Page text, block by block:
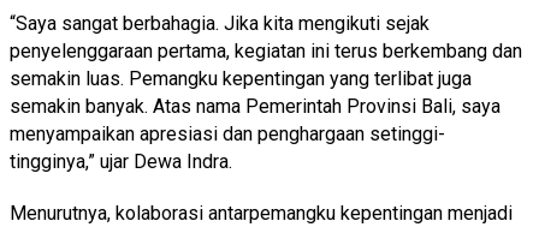
“Saya sangat berbahagia. Jika kita mengikuti sejak
penyelenggaraan pertama, kegiatan ini terus berkembang dan
semakin luas. Pemangku kepentingan yang terlibat juga
semakin banyak. Atas nama Pemerintah Provinsi Bali, saya
menyampaikan apresiasi dan penghargaan setinggi-
tingginya,” ujar Dewa Indra.
Menurutnya, kolaborasi antarpemangku kepentingan menjadi